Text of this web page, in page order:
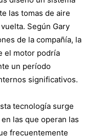
las tomas de aire
Según Gary
de la compañía, la
el motor podría
un período
significativos.
tecnología surge
las que operan las
frecuentemente